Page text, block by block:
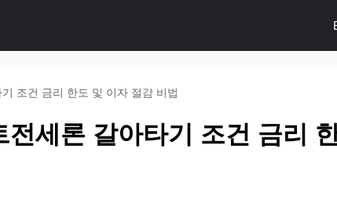
조건 금리 한도 및 이자 절감 비법
전세론 갈아타기 조건 금리